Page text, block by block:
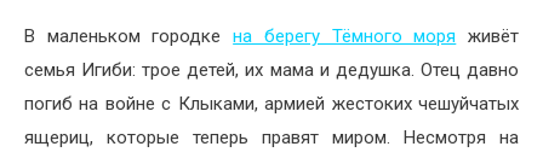
В маленьком городкена берегу Тёмного моря живёт
семья Игиби: трое детей, их мама и дедушка. Отец давно
погиб на войне с Клыками, армией жестоких чешуйчатых
ящериц, которые теперь правят миром. Несмотря на